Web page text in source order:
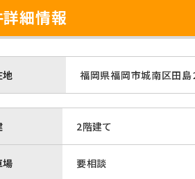
細情報
地 福岡県福岡市城南区田
2階建て
場 要相談